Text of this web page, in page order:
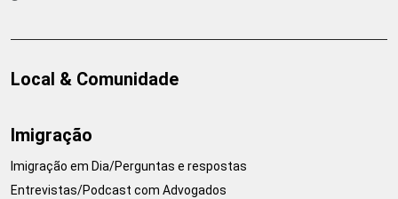
Local & Comunidade
Imigração
Imigração em Dia/Perguntas e respostas
Entrevistas/Podcast com Advogados